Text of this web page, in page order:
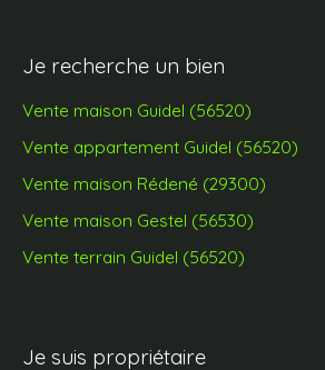
Je recherche un bien
Vente maison Guidel (56520)
Vente appartement Guidel (56520)
Vente maison Rédené (29300)
Vente maison Gestel (56530)
Vente terrain Guidel (56520)
Je suis propriétaire